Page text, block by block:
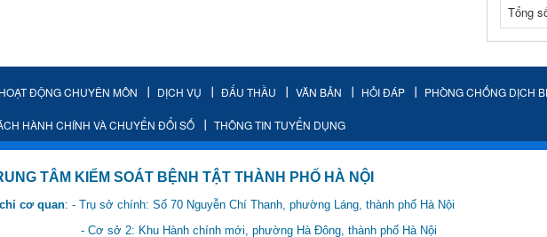
Tổng
HOẠT ĐỘNG CHUYÊN MÔN DỊCH VỤ ĐẤU THẦU VĂN BẢN HỎI ĐÁP PHÒNG CHỐNG DỊCH
HÀNH CHÍNH VÀ CHUYỂN ĐỔI SỐ THÔNG TIN TUYỂN DỤNG
KIỂM SOÁT BỆNH TẬT THÀNH PHỐ HÀ NỘI
cơ quan: - Trụ sở chính: Số 70 Nguyễn Chí Thanh, phường Láng, thành phố Hà Nội
Hành chính mới, phường Hà Đông, thành phố Hà Nội